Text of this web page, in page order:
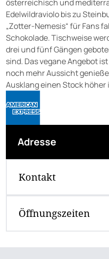
österreichisch und
Edelwildraviolo bis zu
„Zotter-Nemesis“ für Fans
Schokolade. Tischweise
drei und fünf Gängen
sind. Das vegane Angebot
noch mehr Aussicht
Ausklang einen Stock höher
Adresse
Kontakt
Öffnungszeiten